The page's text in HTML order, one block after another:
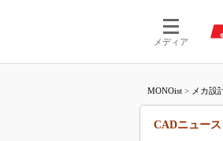
メディア
MONOist > メカ設
CADニュース